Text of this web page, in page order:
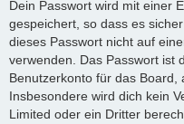
Dein Passwort wird mit einer
gespeichert, so dass es
dieses Passwort nicht auf
verwenden. Das Passwort ist
Benutzerkonto für das
Insbesondere wird dich kein
Limited oder ein Dritter